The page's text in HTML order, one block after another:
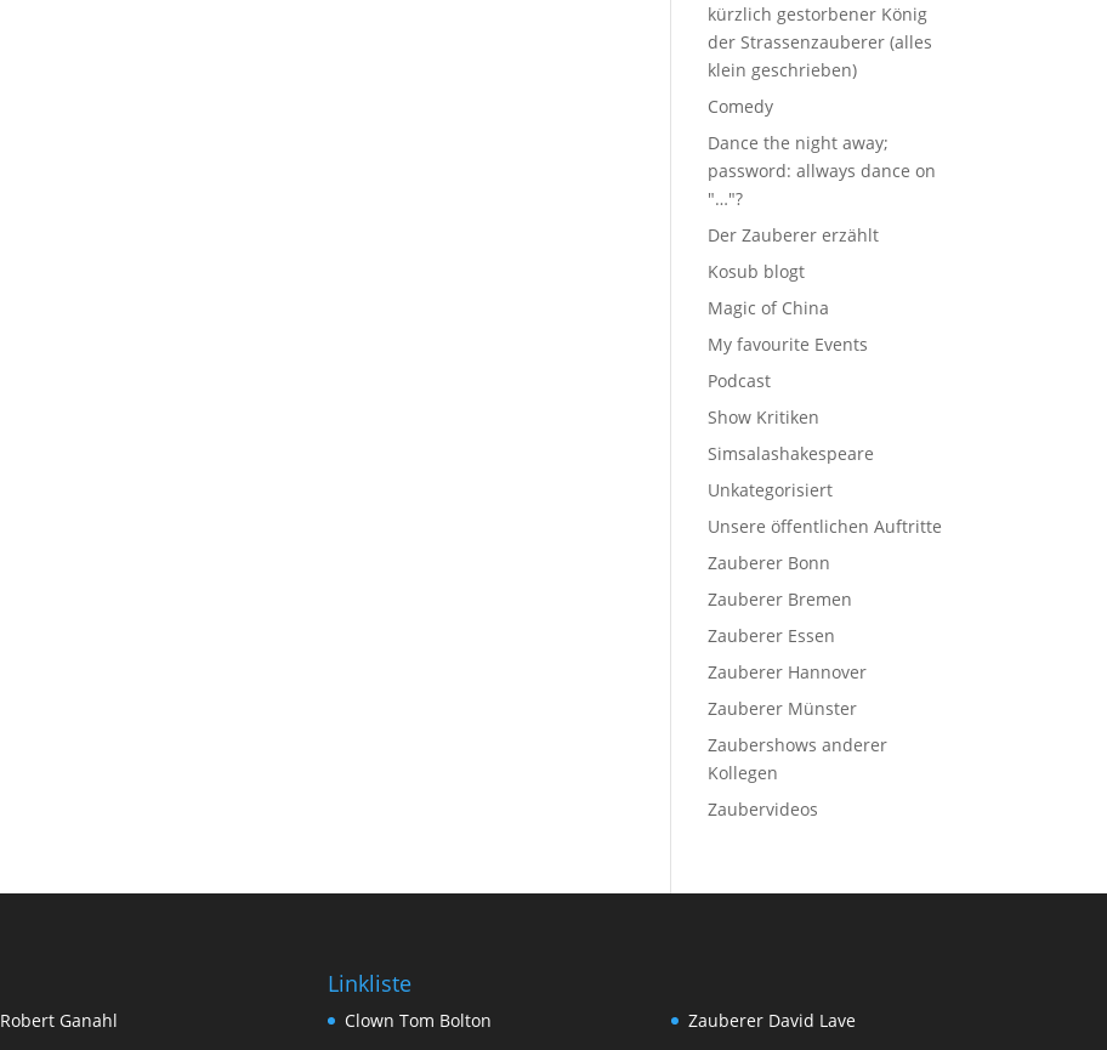
kürzlich gestorbener König
der Strassenzauberer (alles
klein geschrieben)
Comedy
Dance the night away;
password: allways dance on
"…"?
Der Zauberer erzählt
Kosub blogt
Magic of China
My favourite Events
Podcast
Show Kritiken
Simsalashakespeare
Unkategorisiert
Unsere öffentlichen Auftritte
Zauberer Bonn
Zauberer Bremen
Zauberer Essen
Zauberer Hannover
Zauberer Münster
Zaubershows anderer
Kollegen
Zaubervideos
Robert Ganahl
Linkliste
Clown Tom Bolton
Zauberer David Lave